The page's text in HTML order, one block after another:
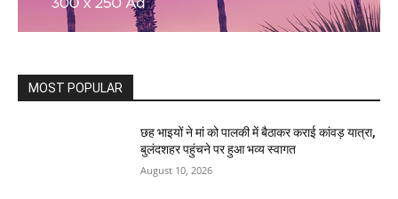
MOST POPULAR
छह भाइयों ने मां को पालकी में बैठाकर कराई कांवड़ यात्रा,
बुलंदशहर पहुंचने पर हुआ भव्य स्वागत
August 10, 2026